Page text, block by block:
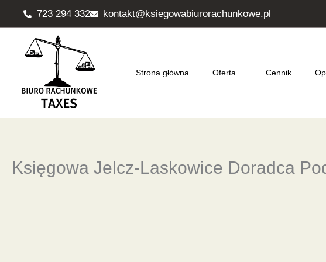
Przejdź
723 294 332 kontakt@ksiegowabiurorachunkowe.pl
Strona główna Oferta Cennik
Księgowa Jelcz-Laskowice Doradca